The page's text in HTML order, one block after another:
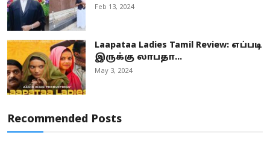
Feb 13, 2024
Laapataa Ladies Tamil Review: எப்படி
இருக்கு லாபதா...
May 3, 2024
Recommended Posts